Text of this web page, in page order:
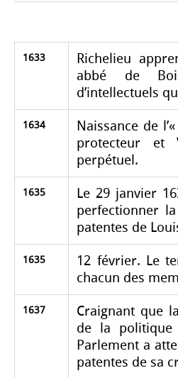
1633
Richelieu
abbé de
d’intellectuels
1634
Naissance de
protecteur et
perpétuel.
1635
Le 29 janvier
perfectionner
patentes de
1635 12 février. Le
chacun des
1637
Craignant que
de la politique
Parlement a
patentes de sa